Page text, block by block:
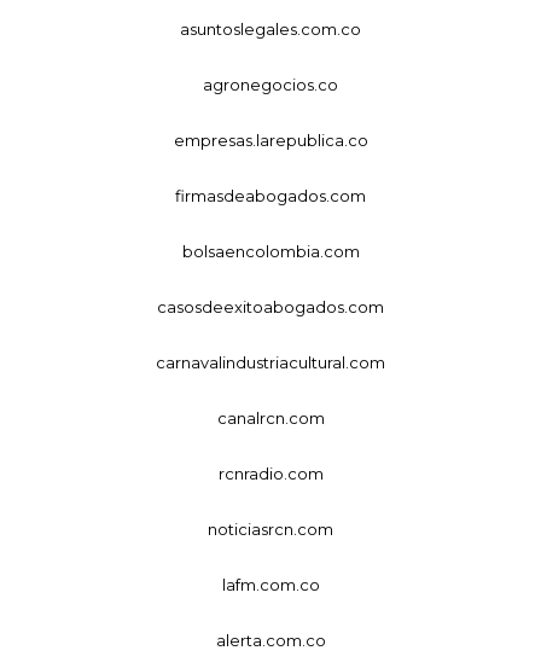
asuntoslegales.com.co
agronegocios.co
empresas.larepublica.co
firmasdeabogados.com
bolsaencolombia.com
casosdeexitoabogados.com
carnavalindustriacultural.com
canalrcn.com
rcnradio.com
noticiasrcn.com
lafm.com.co
alerta.com.co